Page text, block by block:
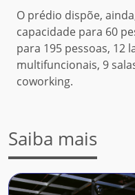
O prédio dispõe,
capacidade para 60
para 195 pessoas, 12
multifuncionais, 9
coworking.
Saiba mais